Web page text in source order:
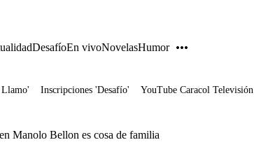
DesafíoEn vivoNovelasHumor
Inscripciones 'Desafío' YouTube Caracol Televisión
Manolo Bellon es cosa de familia